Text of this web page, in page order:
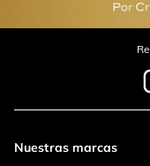
Nuestras marcas